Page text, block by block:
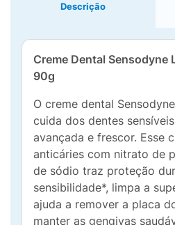
Descrição
Creme Dental Sensodyne
90g
O creme dental
cuida dos dentes
avançada e frescor. Esse
anticáries com nitrato de
de sódio traz proteção
sensibilidade*, limpa a
ajuda a remover a placa
manter as gengivas